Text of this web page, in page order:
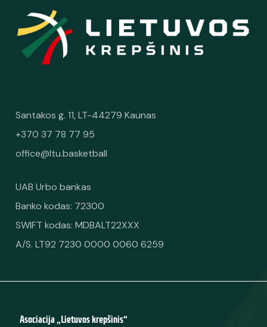
Santakos g. 11, LT-44279 Kaunas
+370 37 78 77 95
office@ltu.basketball
UAB Urbo bankas
Banko kodas: 72300
SWIFT kodas: MDBALT22XXX
A/S. LT92 7230 0000 0060 6259
Asociacija „Lietuvos krepšinis“